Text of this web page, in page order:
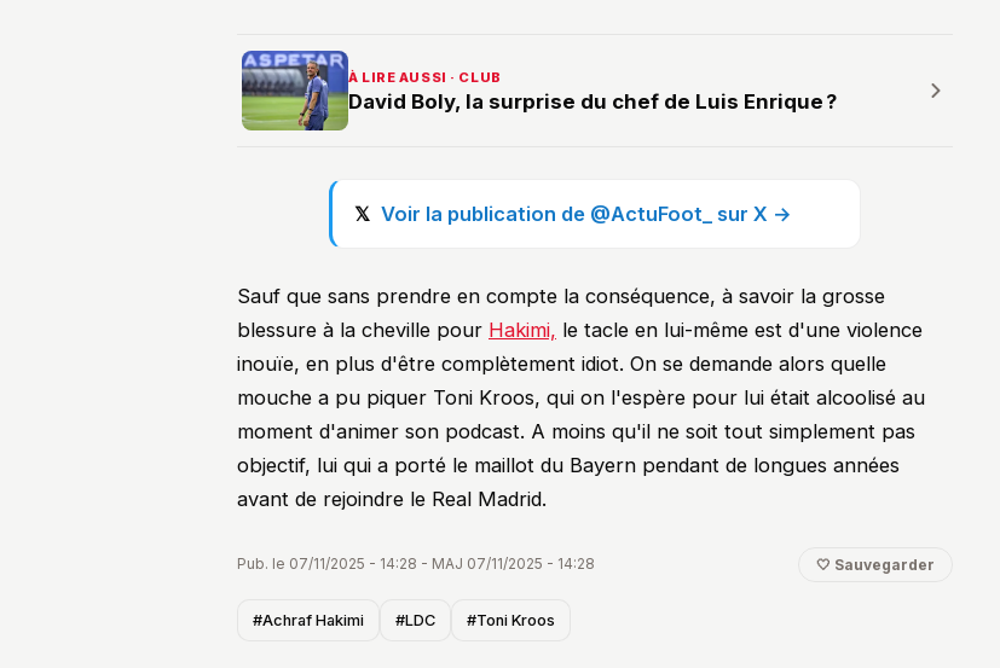
À LIRE AUSSI · CLUB
David Boly, la surprise du chef de Luis Enrique ?
Voir la publication de @ActuFoot_ sur X →
Sauf que sans prendre en compte la conséquence, à savoir la grosse
blessure à la cheville pour Hakimi, le tacle en lui-même est d'une violence
inouïe, en plus d'être complètement idiot. On se demande alors quelle
mouche a pu piquer Toni Kroos, qui on l'espère pour lui était alcoolisé au
moment d'animer son podcast. A moins qu'il ne soit tout simplement pas
objectif, lui qui a porté le maillot du Bayern pendant de longues années
avant de rejoindre le Real Madrid.
Pub. le 07/11/2025 - 14:28 - MAJ 07/11/2025 - 14:28 🤍 Sauvegarder
#Achraf Hakimi #LDC #Toni Kroos